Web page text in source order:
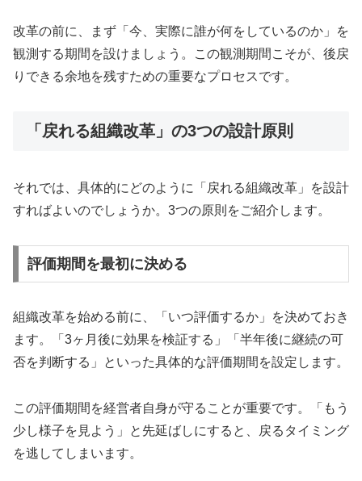
改革の前に、まず「今、実際に誰が何をしているのか」を
観測する期間を設けましょう。この観測期間こそが、後戻
りできる余地を残すための重要なプロセスです。
「戻れる組織改革」の3つの設計原則
それでは、具体的にどのように「戻れる組織改革」を設計
すればよいのでしょうか。3つの原則をご紹介します。
評価期間を最初に決める
組織改革を始める前に、「いつ評価するか」を決めておき
ます。「3ヶ月後に効果を検証する」「半年後に継続の可
否を判断する」といった具体的な評価期間を設定します。
この評価期間を経営者自身が守ることが重要です。「もう
少し様子を見よう」と先延ばしにすると、戻るタイミング
を逃してしまいます。